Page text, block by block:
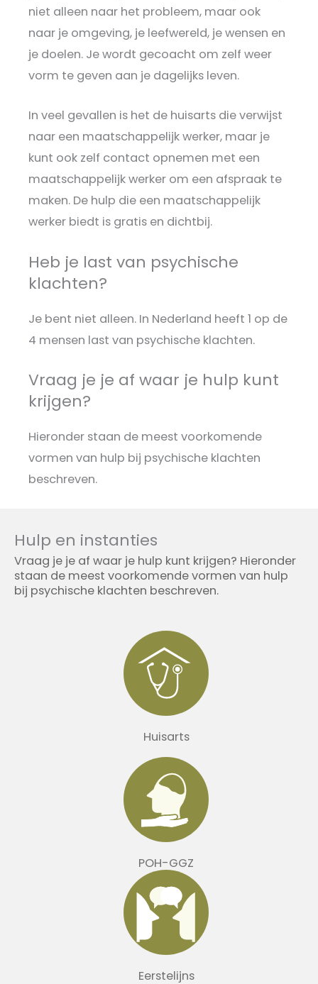
niet alleen naar het probleem, maar ook
naar je omgeving, je leefwereld, je wensen en
je doelen. Je wordt gecoacht om zelf weer
vorm te geven aan je dagelijks leven.
In veel gevallen is het de huisarts die verwijst
naar een maatschappelijk werker, maar je
kunt ook zelf contact opnemen met een
maatschappelijk werker om een afspraak te
maken. De hulp die een maatschappelijk
werker biedt is gratis en dichtbij.
Heb je last van psychische
klachten?
Je bent niet alleen. In Nederland heeft 1 op de
4 mensen last van psychische klachten.
Vraag je je af waar je hulp kunt
krijgen?
Hieronder staan de meest voorkomende
vormen van hulp bij psychische klachten
beschreven.
Hulp en instanties
Vraag je je af waar je hulp kunt krijgen? Hieronder
staan de meest voorkomende vormen van hulp
bij psychische klachten beschreven.
Huisarts
POH-GGZ
Eerstelijns